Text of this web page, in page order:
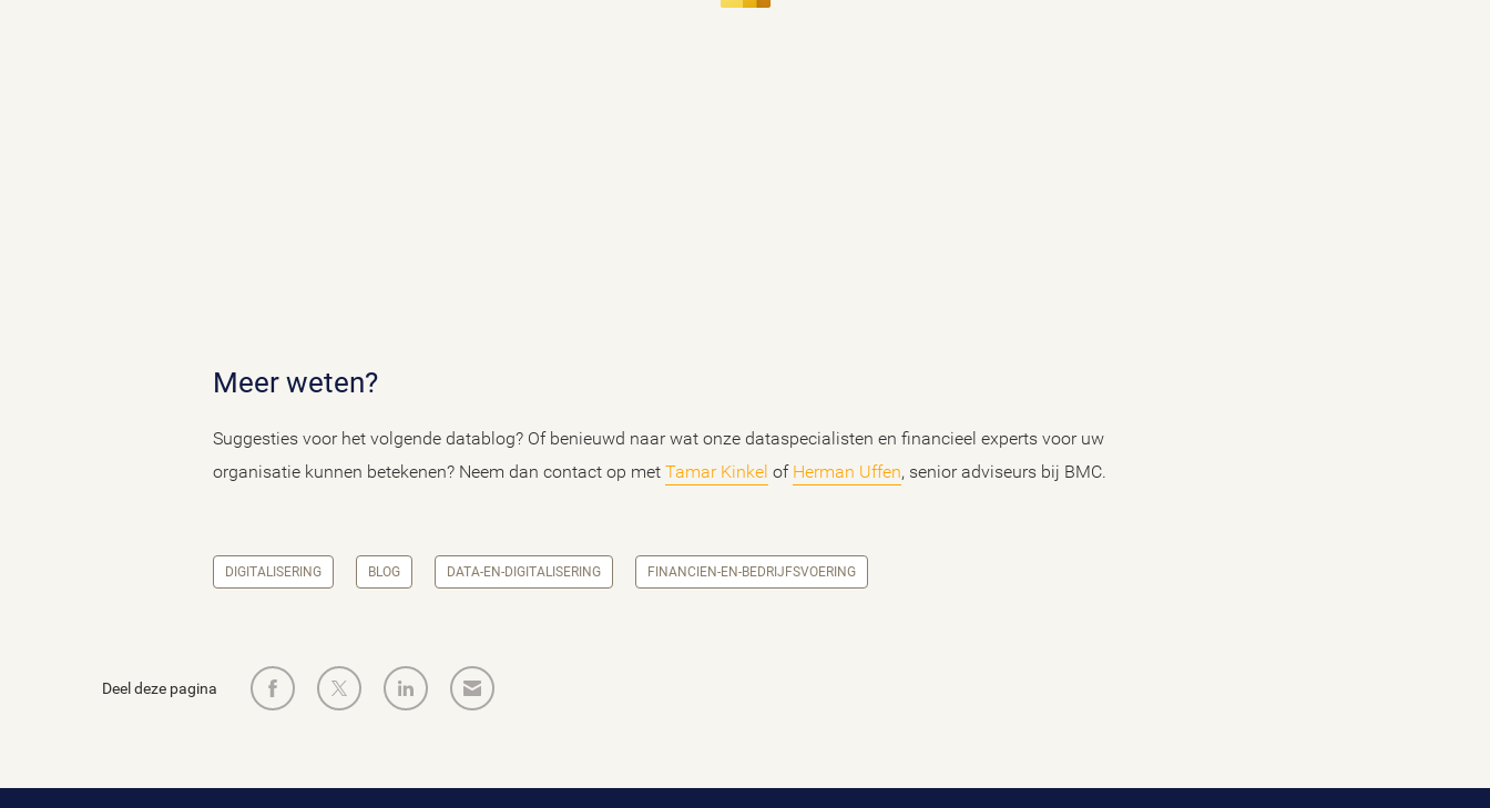
Meer weten?
Suggesties voor het volgende datablog? Of benieuwd naar wat onze dataspecialisten en financieel experts voor uw
organisatie kunnen betekenen? Neem dan contact op met Tamar Kinkel of Herman Uffen, senior adviseurs bij BMC.
DIGITALISERING BLOG DATA-EN-DIGITALISERING FINANCIEN-EN-BEDRIJFSVOERING
Deel deze pagina